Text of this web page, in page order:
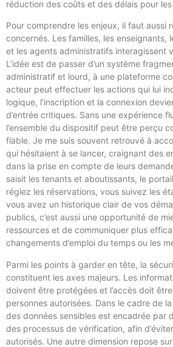
réduction des coûts et des délais pour
Pour comprendre les enjeux, il faut aussi
concernés. Les familles, les enseignants,
et les agents administratifs interagissent
L’idée est de passer d’un système
administratif et lourd, à une plateforme
acteur peut effectuer les actions qui lui
logique, l’inscription et la connexion
d’entrée critiques. Sans une expérience
l’ensemble du dispositif peut être perçu
fiable. Je me suis souvent retrouvé à
qui hésitaient à se lancer, craignant des
dans la prise en compte de leurs
saisit les tenants et aboutissants, le
réglez les réservations, vous suivez les
vous avez un historique clair de vos
publics, c’est aussi une opportunité de
ressources et de communiquer plus
changements d’emploi du temps ou les
Parmi les points à garder en tête, la
constituent les axes majeurs. Les
doivent être protégées et l’accès doit
personnes autorisées. Dans le cadre de
des données sensibles est encadrée par
des processus de vérification, afin
autorisés. Une autre dimension repose